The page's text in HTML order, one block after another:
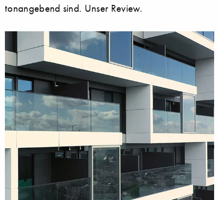
tonangebend sind. Unser Review.